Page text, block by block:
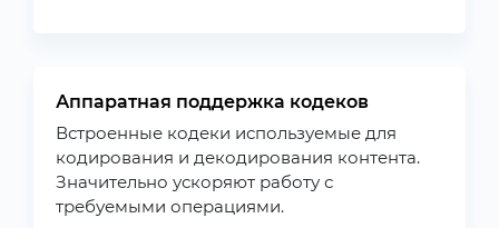
Аппаратная поддержка кодеков
Встроенные кодеки используемые для
кодирования и декодирования контента.
Значительно ускоряют работу с
требуемыми операциями.